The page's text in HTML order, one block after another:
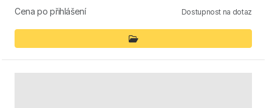
Cena po přihlášení Dostupnost na dotaz